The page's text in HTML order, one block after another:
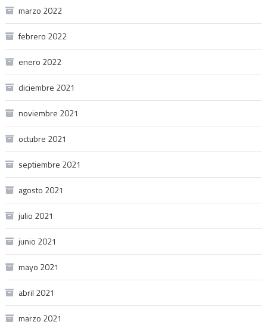
marzo 2022
febrero 2022
enero 2022
diciembre 2021
noviembre 2021
octubre 2021
septiembre 2021
agosto 2021
julio 2021
junio 2021
mayo 2021
abril 2021
marzo 2021